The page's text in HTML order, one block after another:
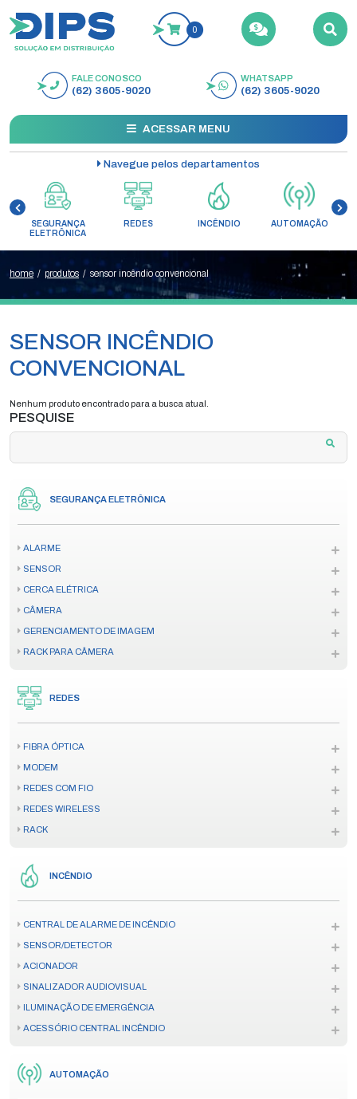
0
BUSCAR
FALE CONOSCO
(62) 3605-9020
WHATSAPP
(62) 3605-9020
ACESSAR MENU
Navegue pelos departamentos
SEGURANÇA
ELETRÔNICA
REDES INCÊNDIO AUTOMAÇÃO
home / produtos / sensor incêndio convencional
PESQUISE
SEGURANÇA ELETRÔNICA
ALARME
SENSOR
CERCA ELÉTRICA
CÂMERA
GERENCIAMENTO DE IMAGEM
RACK PARA CÂMERA
REDES
FIBRA ÓPTICA
MODEM
REDES COM FIO
REDES WIRELESS
RACK
INCÊNDIO
CENTRAL DE ALARME DE INCÊNDIO
SENSOR/DETECTOR
ACIONADOR
SINALIZADOR AUDIOVISUAL
ILUMINAÇÃO DE EMERGÊNCIA
ACESSÓRIO CENTRAL INCÊNDIO
AUTOMAÇÃO
SENSOR INCÊNDIO
CONVENCIONAL
Nenhum produto encontrado para a busca atual.